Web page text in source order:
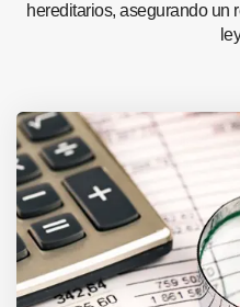
hereditarios, asegurando un